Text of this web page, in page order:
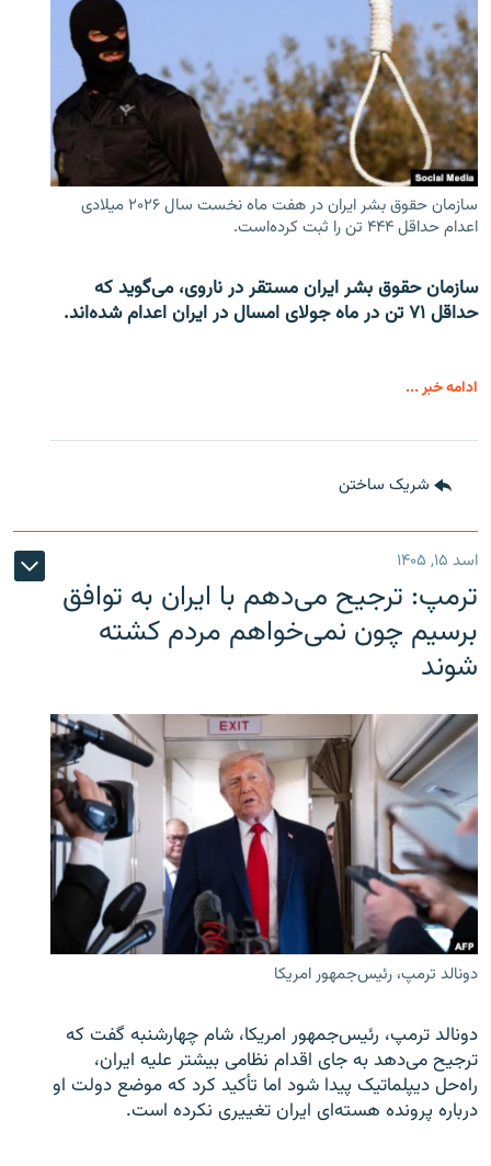
سازمان حقوق بشر ایران در هفت ماه نخست سال ۲۰۲۶ میلادی
اعدام حداقل ۴۴۴ تن را ثبت کرده‌است.
سازمان حقوق بشر ایران مستقر در ناروی، می‌گوید که
حداقل ۷۱ تن در ماه جولای امسال در ایران اعدام شده‌اند.
ادامه خبر ...
شریک ساختن
اسد ۱۵, ۱۴۰۵
ترمپ: ترجیح می‌دهم با ایران به توافق
برسیم چون نمی‌خواهم مردم کشته
شوند
دونالد ترمپ، رئیس‌جمهور امریکا
دونالد ترمپ، رئیس‌جمهور امریکا، شام چهارشنبه گفت که
ترجیح می‌دهد به جای اقدام نظامی بیشتر علیه ایران،
راه‌حل دیپلماتیک پیدا شود اما تأکید کرد که موضع دولت او
درباره پرونده هسته‌ای ایران تغییری نکرده است.